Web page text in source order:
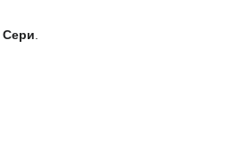
Сери